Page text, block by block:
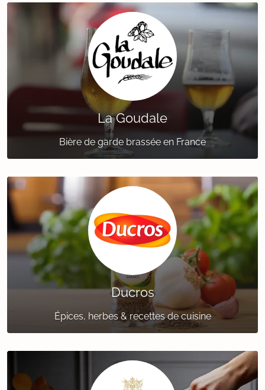
La Goudale
Bière de garde brassée en France
Ducros
Épices, herbes & recettes de cuisine